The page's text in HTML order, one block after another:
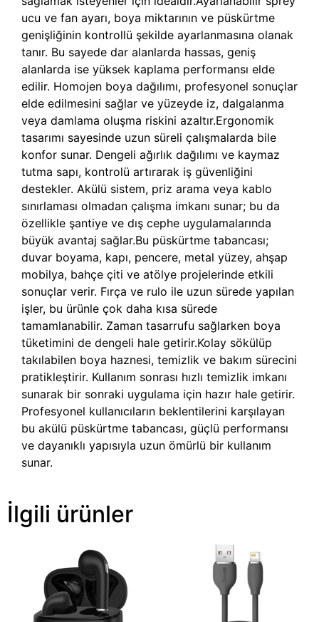
ucu ve fan ayarı, boya miktarının ve püskürtme
genişliğinin kontrollü şekilde ayarlanmasına olanak
tanır. Bu sayede dar alanlarda hassas, geniş
alanlarda ise yüksek kaplama performansı elde
edilir. Homojen boya dağılımı, profesyonel sonuçlar
elde edilmesini sağlar ve yüzeyde iz, dalgalanma
veya damlama oluşma riskini azaltır.Ergonomik
tasarımı sayesinde uzun süreli çalışmalarda bile
konfor sunar. Dengeli ağırlık dağılımı ve kaymaz
tutma sapı, kontrolü artırarak iş güvenliğini
destekler. Akülü sistem, priz arama veya kablo
sınırlaması olmadan çalışma imkanı sunar; bu da
özellikle şantiye ve dış cephe uygulamalarında
büyük avantaj sağlar.Bu püskürtme tabancası;
duvar boyama, kapı, pencere, metal yüzey, ahşap
mobilya, bahçe çiti ve atölye projelerinde etkili
sonuçlar verir. Fırça ve rulo ile uzun sürede yapılan
işler, bu ürünle çok daha kısa sürede
tamamlanabilir. Zaman tasarrufu sağlarken boya
tüketimini de dengeli hale getirir.Kolay sökülüp
takılabilen boya haznesi, temizlik ve bakım sürecini
pratikleştirir. Kullanım sonrası hızlı temizlik imkanı
sunarak bir sonraki uygulama için hazır hale getirir.
Profesyonel kullanıcıların beklentilerini karşılayan
bu akülü püskürtme tabancası, güçlü performansı
ve dayanıklı yapısıyla uzun ömürlü bir kullanım
sunar.
İlgili ürünler